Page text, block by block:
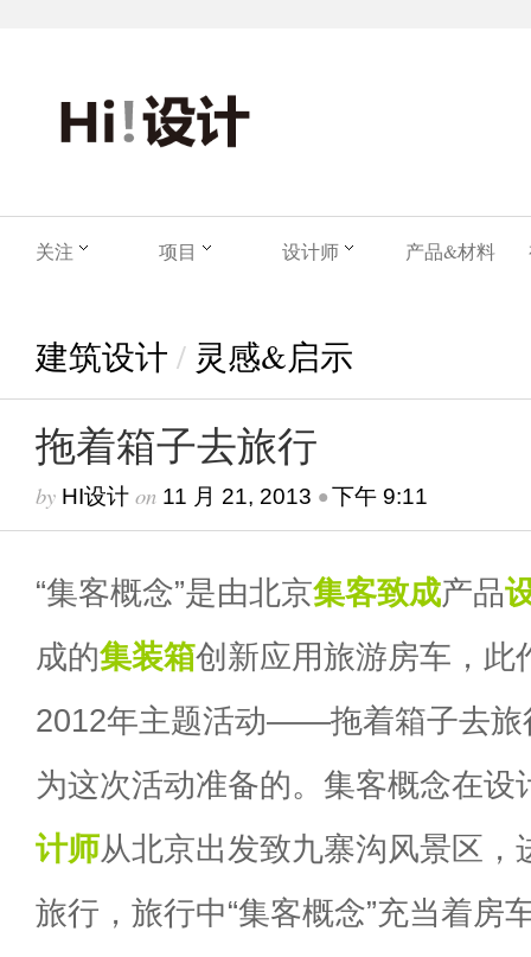
关注 项目 设计师 产品&材料
建筑设计 / 灵感&启示
拖着箱子去旅行
by HI设计 on 11 月 21, 2013 •下午 9:11
“集客概念”是由北京集客致成产品
成的集装箱创新应用旅游房车，此
2012年主题活动——拖着箱子去旅
为这次活动准备的。集客概念在设
计师从北京出发致九寨沟风景区，
旅行，旅行中“集客概念”充当着房